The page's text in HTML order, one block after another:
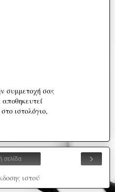
συμμετοχή σας
ιστολόγιο,
›
σελίδα
ιστού